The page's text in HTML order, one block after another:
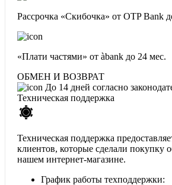
Рассрочка «Скибочка» от OTP Bank
«Плати частями» от àbank до 24 мес.
ОБМЕН И ВОЗВРАТ
До 14 дней согласно
Техническая поддержка
Техническая поддержка
клиентов, которые сделали покупку
нашем интернет-магазине.
График работы техподдержки: